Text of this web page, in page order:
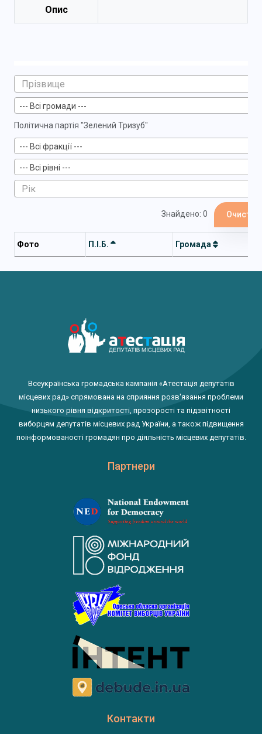
Опис
--- Всі громади ---
Політична партія "Зелений Тризуб"
--- Всі фракції ---
--- Всі рівні ---
Знайдено: 0
Фото П.І.Б. Громада
Всеукраїнська громадська кампанія «Атестація депутатів
місцевих рад» спрямована на сприяння розв'язання проблеми
низького рівня відкритості, прозорості та підзвітності
виборцям депутатів місцевих рад України, а також підвищення
поінформованості громадян про діяльність місцевих депутатів.
Партнери
Контакти